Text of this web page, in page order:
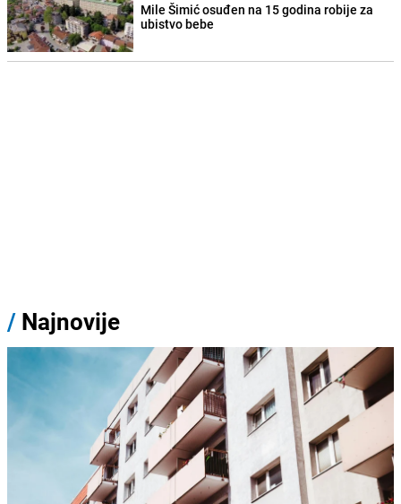
Mile Šimić osuđen na 15 godina robije za
ubistvo bebe
/ Najnovije